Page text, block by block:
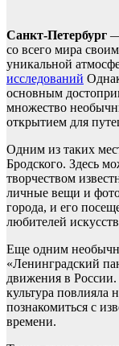
Санкт-Петербург —
со всего мира
уникальной
исследований
основным
множество
открытием для
Одним из таких
Бродского. Здесь
творчеством
личные вещи и
города, и его
любителей
Еще одним
«Ленинградский
движения в
культура повлияла
познакомиться с
времени.